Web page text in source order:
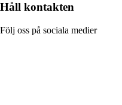
Håll kontakten
Följ oss på sociala medier